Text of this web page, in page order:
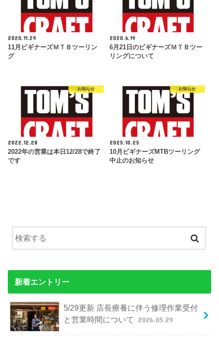
2020.11.29
11月ビギナーズＭＴＢツーリン
グ
2020.6.19
6月21日のビギナーズＭＴＢツー
リングについて
お知らせ
2022.12.28
2022年の営業は本日12/28で終了
です
お知らせ
2025.10.25
10月ビギナーズMTBツーリング
中止のお知らせ
新着エントリー
5/29更新 店長療養に伴う修理作業受付
と営業時間について
2026.05.29